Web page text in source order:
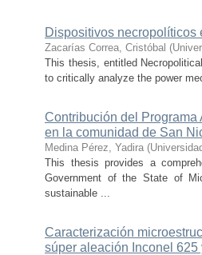
Dispositivos necropolíticos
Zacarías Correa, Cristóbal (
This thesis, entitled
to critically analyze the power
Contribución del Programa
en la comunidad de San
Medina Pérez, Yadira (
This thesis provides a
Government of the State of
sustainable ...
Caracterización
súper aleación Inconel 625